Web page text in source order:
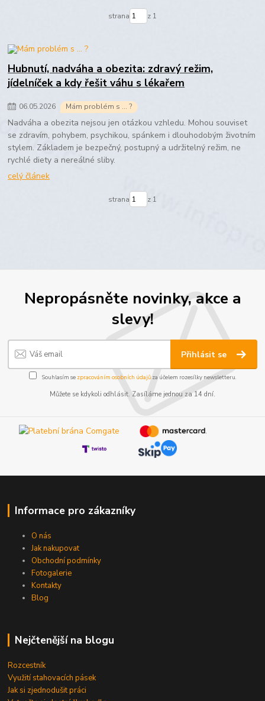
strana z 1
Hubnutí, nadváha a obezita: zdravý režim,
jídelníček a kdy řešit váhu s lékařem
06.05.2026 Mám problém s ... ?
Nadváha a obezita nejsou jen otázkou vzhledu. Mohou souviset
se zdravím, pohybem, psychikou, spánkem i dlouhodobým životním
stylem. Základem je bezpečný, postupný a udržitelný režim, ne
rychlé diety a nereálné sliby.
celý článek
strana z 1
Nepropásněte novinky, akce a
slevy!
Přihlásit se
Souhlasím se zpracováním osobních údajůza účelem rozesílky newsletteru.
Můžete se kdykoli odhlásit. Zasíláme jednou za 14 dní.
Informace pro zákazníky
O nás
Jak nakupovat
Obchodní podmínky
Fotogalerie
Kontakty
Blog
Nejčtenější na blogu
Rozcestník
Využití stahovacích pásek
Jak si zjednodušit práci